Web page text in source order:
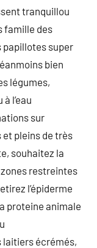
tranquillou
famille des
papillotes super
bien
légumes,
l’eau
sur
et pleins de très
souhaitez la
restreintes
l’épiderme
proteine animale
écrémés,